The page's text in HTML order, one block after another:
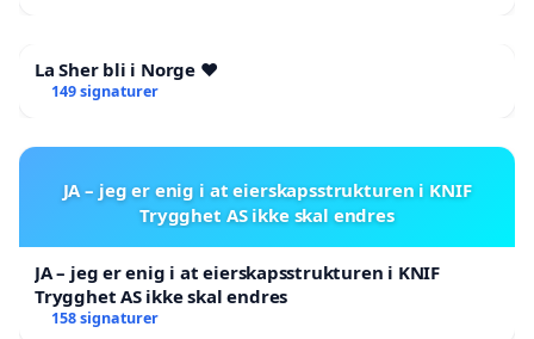
La Sher bli i Norge ❤️
149 signaturer
JA – jeg er enig i at eierskapsstrukturen i KNIF
Trygghet AS ikke skal endres
JA – jeg er enig i at eierskapsstrukturen i KNIF
Trygghet AS ikke skal endres
158 signaturer